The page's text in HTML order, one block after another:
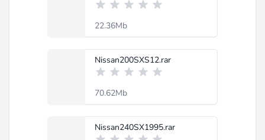
22.36Mb
Nissan200SXS12.rar
70.62Mb
Nissan240SX1995.rar